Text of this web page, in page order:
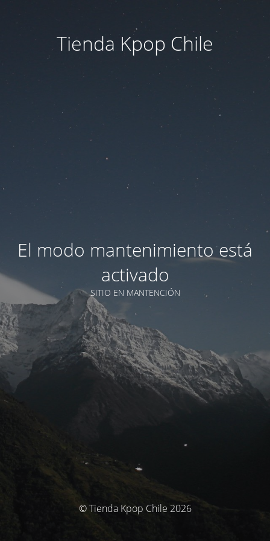
Tienda Kpop Chile
El modo mantenimiento está
activado
SITIO EN MANTENCIÓN
© Tienda Kpop Chile 2026